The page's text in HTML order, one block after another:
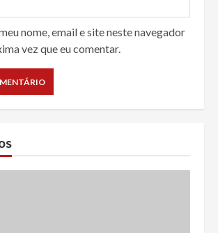
nome, email e site neste navegador
vez que eu comentar.